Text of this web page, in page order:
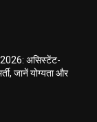
असिस्टेंट-
जानें योग्यता और